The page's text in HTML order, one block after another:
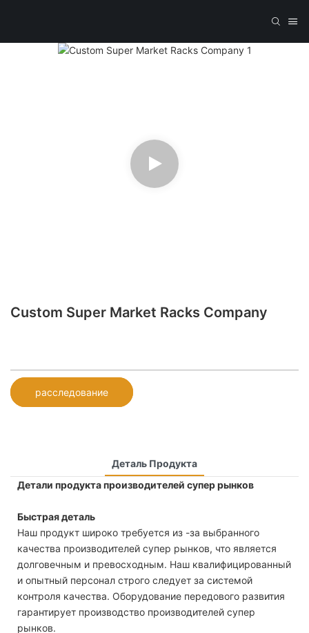
Custom Super Market Racks Company
расследование
Деталь Продукта
Детали продукта производителей супер рынков
Быстрая деталь
Наш продукт широко требуется из -за выбранного
качества производителей супер рынков, что является
долговечным и превосходным. Наш квалифицированный
и опытный персонал строго следует за системой
контроля качества. Оборудование передового развития
гарантирует производство производителей супер
рынков.